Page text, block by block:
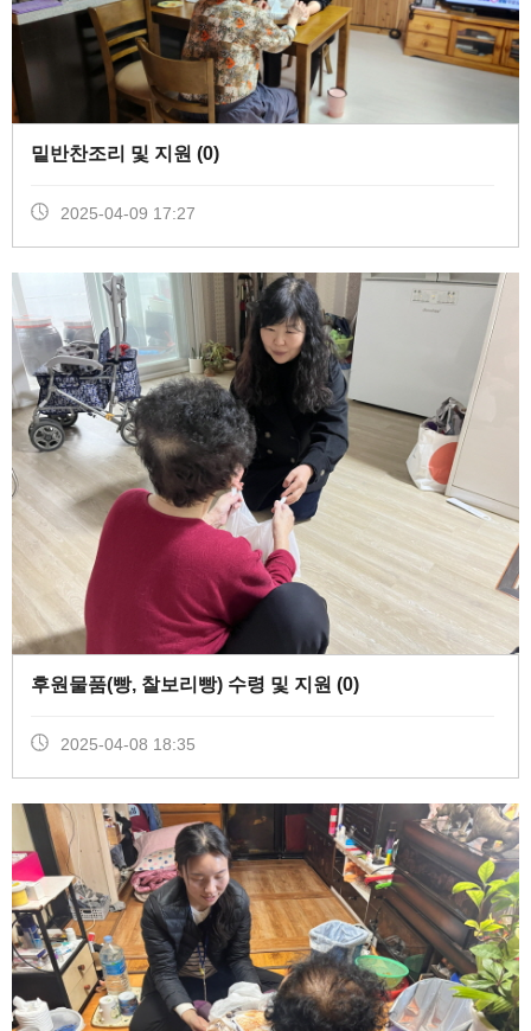
밑반찬조리 및 지원 (0)
2025-04-09 17:27
후원물품(빵, 찰보리빵) 수령 및 지원 (0)
2025-04-08 18:35